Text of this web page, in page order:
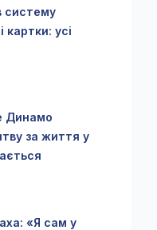
систему
картки: усі
Динамо
за життя у
«Я сам у